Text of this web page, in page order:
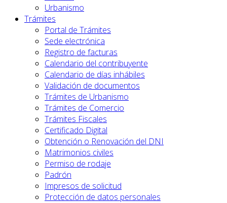
Urbanismo
Trámites
Portal de Trámites
Sede electrónica
Registro de facturas
Calendario del contribuyente
Calendario de días inhábiles
Validación de documentos
Trámites de Urbanismo
Trámites de Comercio
Trámites Fiscales
Certificado Digital
Obtención o Renovación del DNI
Matrimonios civiles
Permiso de rodaje
Padrón
Impresos de solicitud
Protección de datos personales